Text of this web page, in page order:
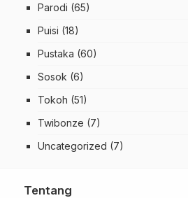
Parodi (65)
Puisi (18)
Pustaka (60)
Sosok (6)
Tokoh (51)
Twibonze (7)
Uncategorized (7)
Tentang